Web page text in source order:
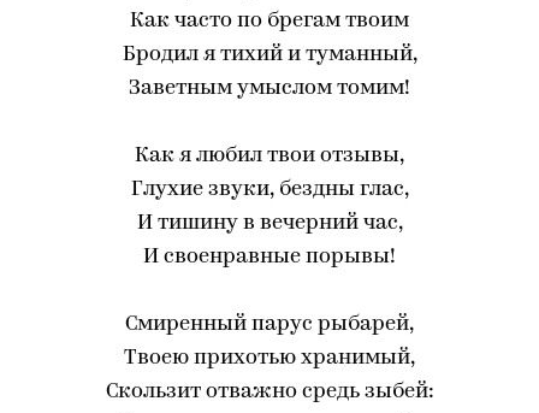
Как часто по брегам твоим
Бродил я тихий и туманный,
Заветным умыслом томим!
Как я любил твои отзывы,
Глухие звуки, бездны глас,
И тишину в вечерний час,
И своенравные порывы!
Смиренный парус рыбарей,
Твоею прихотью хранимый,
Скользит отважно средь зыбей: